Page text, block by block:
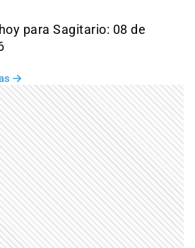
para Sagitario: 08 de